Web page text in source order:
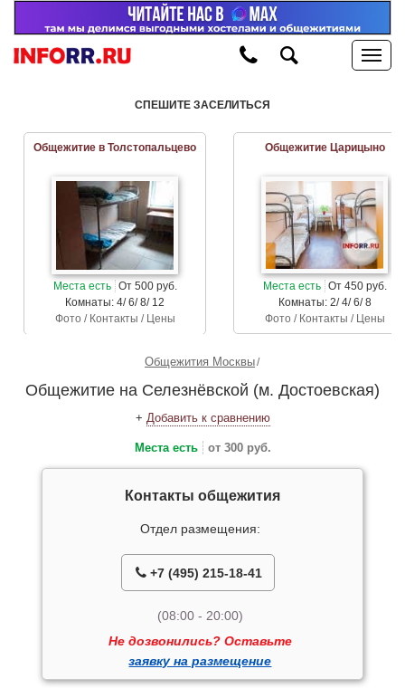
СПЕШИТЕ ЗАСЕЛИТЬСЯ
Общежитие в Толстопальцево
Места есть От 500 руб.
Комнаты: 4/ 6/ 8/ 12
Фото / Контакты / Цены
Общежитие Царицыно
Места есть От 450 руб.
Комнаты: 2/ 4/ 6/ 8
Фото / Контакты / Цены
Общежития Москвы
Общежитие на Селезнёвской (м. Достоевская)
+ Добавить к сравнению
Места есть от 300 руб.
Контакты общежития
Отдел размещения:
+7 (495) 215-18-41
(08:00 - 20:00)
Не дозвонились? Оставьте
заявку на размещение